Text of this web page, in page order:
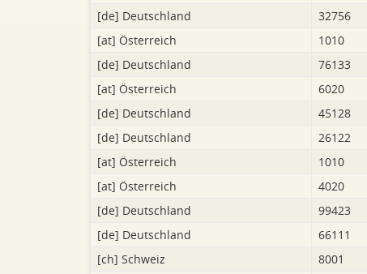
[de] Deutschland 32756
[at] Österreich 1010
[de] Deutschland 76133
[at] Österreich 6020
[de] Deutschland 45128
[de] Deutschland 26122
[at] Österreich 1010
[at] Österreich 4020
[de] Deutschland 99423
[de] Deutschland 66111
[ch] Schweiz 8001